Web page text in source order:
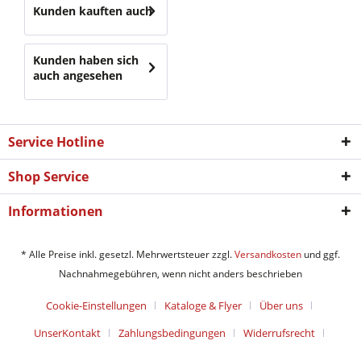
Kunden kauften auch
Kunden haben sich
auch angesehen
Service Hotline
Shop Service
Informationen
* Alle Preise inkl. gesetzl. Mehrwertsteuer zzgl.Versandkosten und ggf.
Nachnahmegebühren, wenn nicht anders beschrieben
Cookie-Einstellungen Kataloge & Flyer
Über uns
UnserKontakt
Zahlungsbedingungen Widerrufsrecht